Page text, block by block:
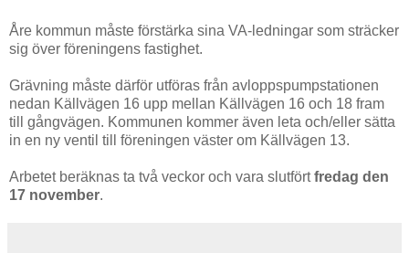
Åre kommun måste förstärka sina VA-ledningar som sträcker
sig över föreningens fastighet.
Grävning måste därför utföras från avloppspumpstationen
nedan Källvägen 16 upp mellan Källvägen 16 och 18 fram
till gångvägen. Kommunen kommer även leta och/eller sätta
in en ny ventil till föreningen väster om Källvägen 13.
Arbetet beräknas ta två veckor och vara slutförtfredag den
17 november.